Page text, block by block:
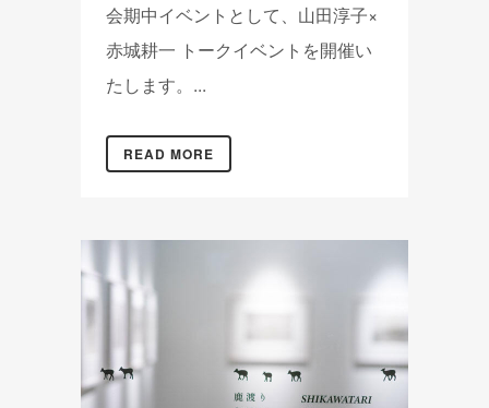
会期中イベントとして、山田淳子×
赤城耕一 トークイベントを開催い
たします。...
READ MORE